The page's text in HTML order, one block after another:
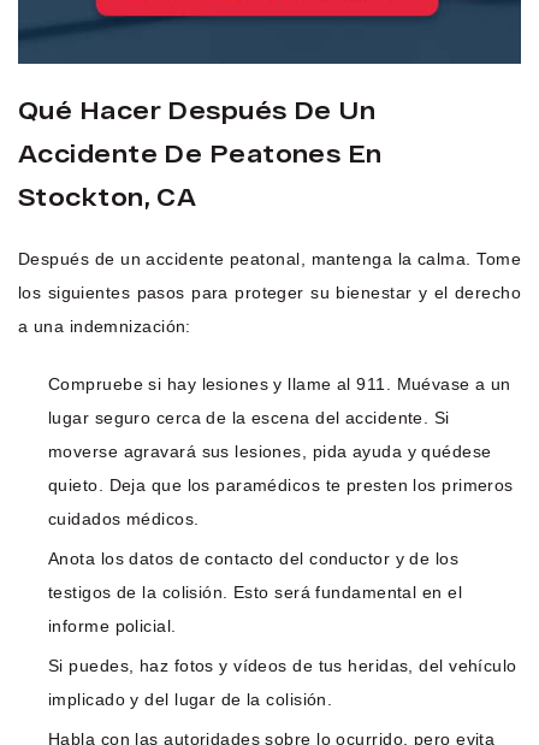
Qué Hacer Después De Un
Accidente De Peatones En
Stockton, CA
Después de un accidente peatonal, mantenga la calma. Tome
los siguientes pasos para proteger su bienestar y el derecho
a una indemnización:
Compruebe si hay lesiones y llame al 911. Muévase a un
lugar seguro cerca de la escena del accidente. Si
moverse agravará sus lesiones, pida ayuda y quédese
quieto. Deja que los paramédicos te presten los primeros
cuidados médicos.
Anota los datos de contacto del conductor y de los
testigos de la colisión. Esto será fundamental en el
informe policial.
Si puedes, haz fotos y vídeos de tus heridas, del vehículo
implicado y del lugar de la colisión.
Habla con las autoridades sobre lo ocurrido, pero evita